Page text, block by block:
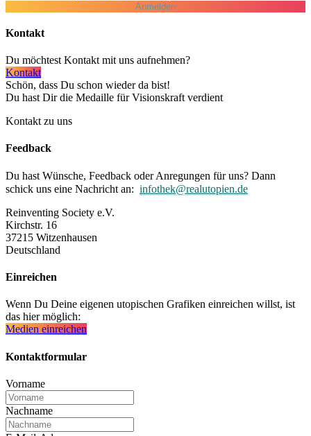
Anmelden
Kontakt
Du möchtest Kontakt mit uns aufnehmen?
Kontakt
Schön, dass Du schon wieder da bist!
Du hast Dir die Medaille für Visionskraft verdient
Kontakt zu uns
Feedback
Du hast Wünsche, Feedback oder Anregungen für uns? Dann
schick uns eine Nachricht an: infothek@realutopien.de
Reinventing Society e.V.
Kirchstr. 16
37215 Witzenhausen
Deutschland
Einreichen
Wenn Du Deine eigenen utopischen Grafiken einreichen willst, ist
das hier möglich:
Medien einreichen
Kontaktformular
Vorname
Nachname